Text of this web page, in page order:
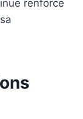
renforce